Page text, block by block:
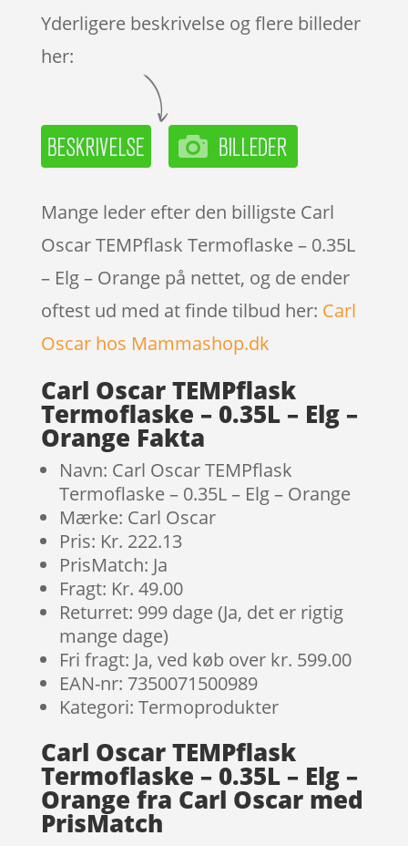
mmelser
Yderligere beskrivelse og flere billeder
her:
Mange leder efter den billigste Carl
Oscar TEMPflask Termoflaske – 0.35L
– Elg – Orange på nettet, og de ender
oftest ud med at finde tilbud her: Carl
Oscar hos Mammashop.dk
Carl Oscar TEMPflask
Termoflaske – 0.35L – Elg –
Orange Fakta
Navn: Carl Oscar TEMPflask
Termoflaske – 0.35L – Elg – Orange
Mærke: Carl Oscar
Pris: Kr. 222.13
PrisMatch: Ja
Fragt: Kr. 49.00
Returret: 999 dage (Ja, det er rigtig
mange dage)
Fri fragt: Ja, ved køb over kr. 599.00
EAN-nr: 7350071500989
Kategori: Termoprodukter
Carl Oscar TEMPflask
Termoflaske – 0.35L – Elg –
Orange fra Carl Oscar med
PrisMatch